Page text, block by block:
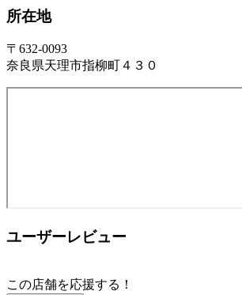
所在地
〒632-0093
奈良県天理市指柳町４３０
ユーザーレビュー
この店舗を応援する！